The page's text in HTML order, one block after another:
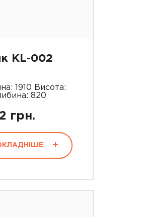
KL-002
1910 Висота:
820
грн.